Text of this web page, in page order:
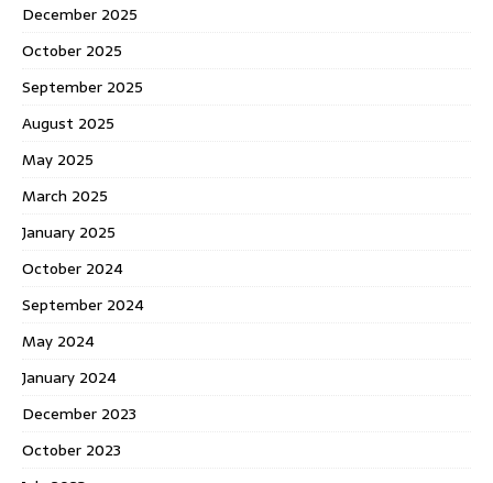
December 2025
October 2025
September 2025
August 2025
May 2025
March 2025
January 2025
October 2024
September 2024
May 2024
January 2024
December 2023
October 2023